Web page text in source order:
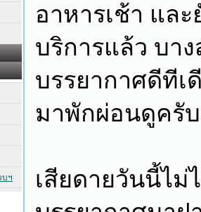
อาหารเช้า แล
บริการแล้ว บา
บรรยากาศดีทีเ
มาพักผ่อนดูครับ
เสียดายวันนี้ไม่